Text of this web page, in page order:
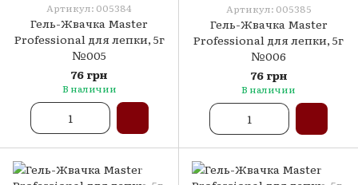
Артикул: 005384
Гель-Жвачка Master
Professional для лепки, 5г
№005
76 грн
В наличии
Артикул: 005385
Гель-Жвачка Master
Professional для лепки, 5г
№006
76 грн
В наличии